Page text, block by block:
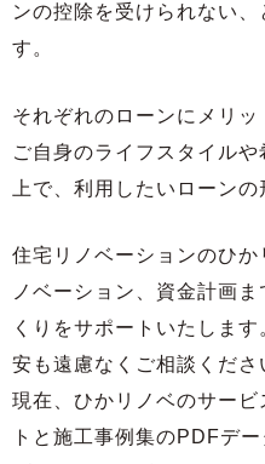
ンの控除を受けられない
す。
それぞれのローンにメリッ
ご自身のライフスタイル
上で、利用したいローンの
住宅リノベーションのひ
ノベーション、資金計画
くりをサポートいたしま
安も遠慮なくご相談くださ
現在、ひかリノベのサー
トと施工事例集のPDFデ